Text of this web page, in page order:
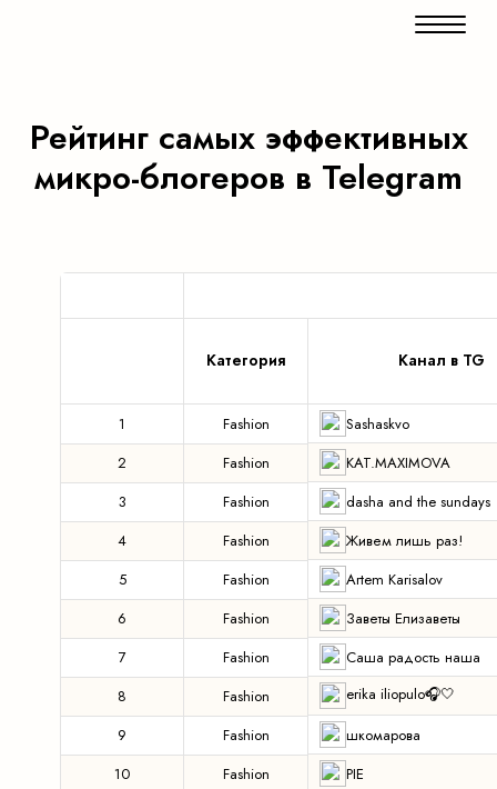
Рейтинг самых эффективных
микро-блогеров в Telegram
Категория Канал в TG
1 Fashion
Sashaskvo
2
Fashion
KAT.MAXIMOVA
3
Fashion
dasha and the sundays
4
Fashion
Живем лишь раз!
5
Fashion
Artem Karisalov
6
Fashion
Заветы Елизаветы
7
Fashion
Саша радость наша
8
Fashion
erika iliopulo🎧🤍
9
Fashion
шкомарова
10
Fashion
PIE